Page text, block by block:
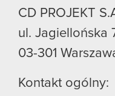
CD PROJEKT
ul. Jagiellońska
03-301
Kontakt ogólny: